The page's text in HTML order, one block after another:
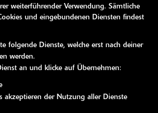
weiterführender Verwendung. Sämtliche
und eingebundenen Diensten findest
folgende Dienste, welche erst nach deiner
werden.
an und klicke auf Übernehmen:
der Nutzung aller Dienste